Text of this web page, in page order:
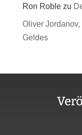
Ron Roblezu
Oliver Jordanov,
Geldes